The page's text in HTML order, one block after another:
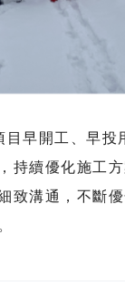
早開工、早
持續優化施工
致溝通，不斷